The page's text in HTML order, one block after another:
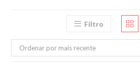
Filtro
Ordenar por mais recente